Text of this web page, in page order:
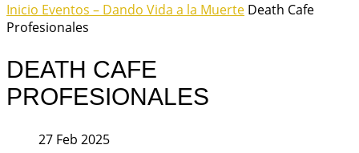
Inicio Eventos – Dando Vida a la Muerte Death Cafe
Profesionales
DEATH CAFE
PROFESIONALES
27 Feb 2025